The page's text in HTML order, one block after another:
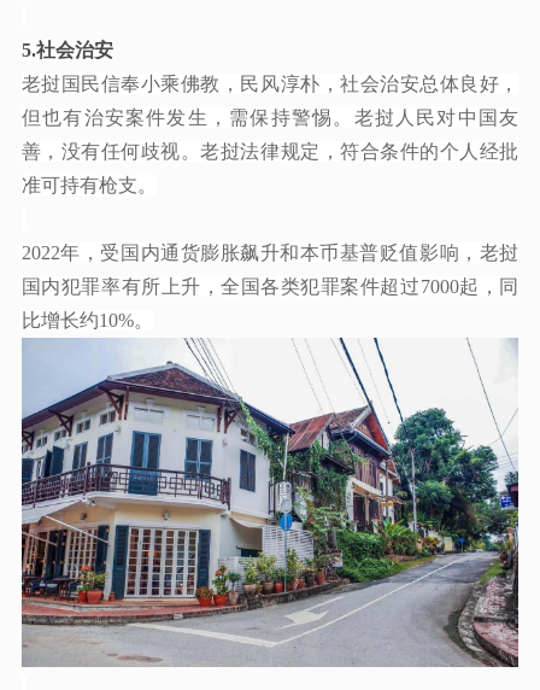
5.社会治安
老挝国民信奉小乘佛教，民风淳朴，社会治安总体良好，
但也有治安案件发生，需保持警惕。老挝人民对中国友
善，没有任何歧视。老挝法律规定，符合条件的个人经批
准可持有枪支。
2022年，受国内通货膨胀飙升和本币基普贬值影响，老挝
国内犯罪率有所上升，全国各类犯罪案件超过7000起，同
比增长约10%。